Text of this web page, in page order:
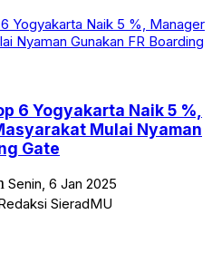
6 Yogyakarta Naik 5 %,
Mulai Nyaman
Gate
Senin, 6 Jan 2025
SieradMU